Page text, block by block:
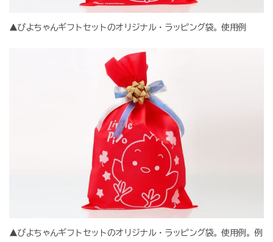
▲ぴよちゃんギフトセットのオリジナル・ラッピング袋。使用例
▲ぴよちゃんギフトセットのオリジナル・ラッピング袋。使用例。例